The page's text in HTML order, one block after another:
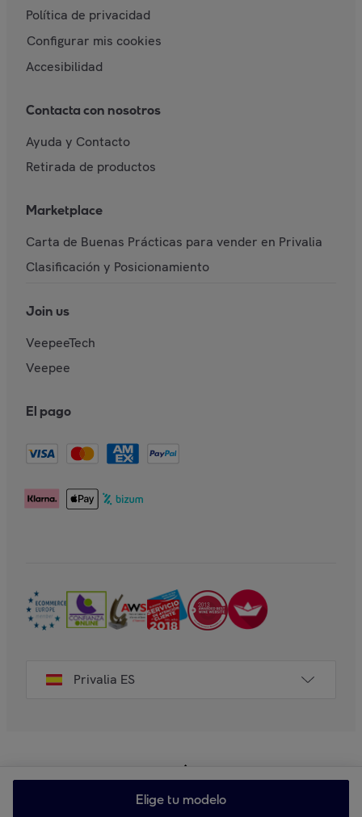
Elige tu modelo
Política de privacidad
Configurar mis cookies
Accesibilidad
Contacta con nosotros
Ayuda y Contacto
Retirada de productos
Marketplace
Carta de Buenas Prácticas para vender en Privalia
Clasificación y Posicionamiento
Join us
VeepeeTech
Veepee
El pago
Privalia ES